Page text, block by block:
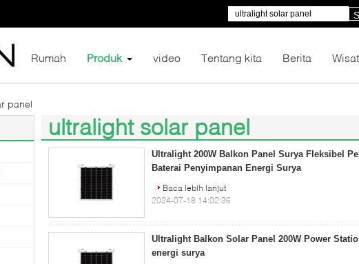
Rumah Produk video Tentang kita Berita
panel
ultralight solar panel
(4)
Ultralight 200W Balkon Panel Surya Fleksibel
Baterai Penyimpanan Energi Surya
Baca lebih lanjut
2024-07-18 14:02:36
Ultralight Balkon Solar Panel 200W Power
energi surya